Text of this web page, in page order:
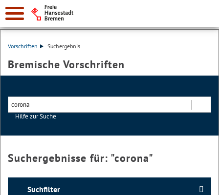
Vorschriften Suchergebnis
Bremische Vorschriften
Hilfe zur Suche
Suchergebnisse für: "corona"
Suchfilter